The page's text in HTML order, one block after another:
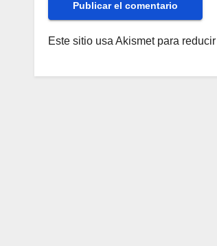
Este sitio usa Akismet para